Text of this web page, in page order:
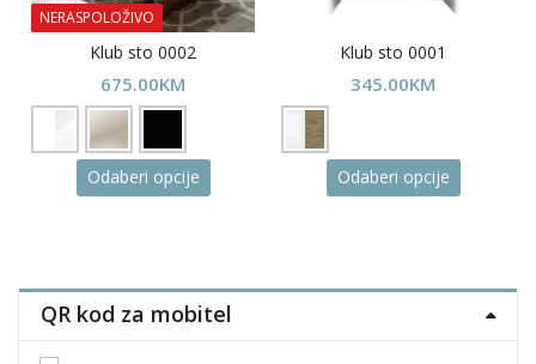
NERASPOLOŽIVO
Klub sto 0002
675.00KM
Odaberi opcije This
product
The
options
Klub sto 0001
345.00KM
Odaberi opcije This
product
The
options
QR kod za mobitel